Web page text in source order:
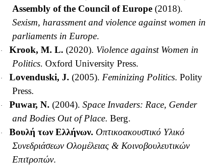
Assembly of the Council of Europe (2018).
Sexism, harassment and violence against women in
parliaments in Europe.
· Krook, M. L. (2020). Violence against Women in
Politics. Oxford University Press.
· Lovenduski, J. (2005). Feminizing Politics. Polity
Press.
· Puwar, N. (2004). Space Invaders: Race, Gender
and Bodies Out of Place. Berg.
· Βουλή των Ελλήνων. Οπτικοακουστικό Υλικό
Συνεδριάσεων Ολομέλειας & Κοινοβουλευτικών
Επιτροπών.